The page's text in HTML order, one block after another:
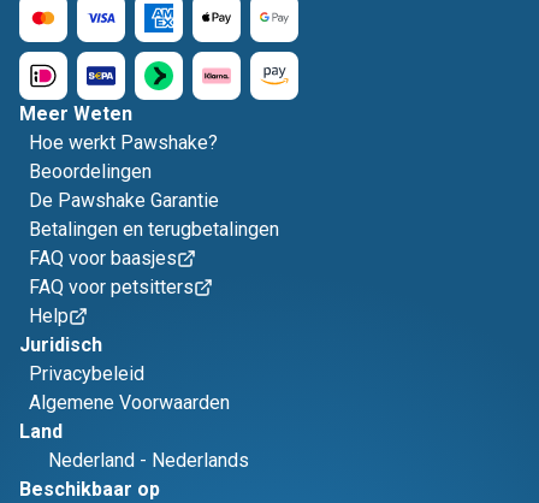
Meer Weten
Hoe werkt Pawshake?
Beoordelingen
De Pawshake Garantie
Betalingen en terugbetalingen
FAQ voor baasjes
FAQ voor petsitters
Help
Juridisch
Privacybeleid
Algemene Voorwaarden
Land
Nederland - Nederlands
Beschikbaar op